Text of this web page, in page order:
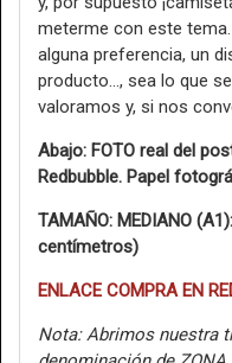
meterme con este
alguna preferencia, un
producto…, sea lo que
valoramos y, si nos
Abajo: FOTO real del
Redbubble. Papel
TAMAÑO: MEDIANO
centímetros)
ENLACE COMPRA EN
Nota: Abrimos nuestra